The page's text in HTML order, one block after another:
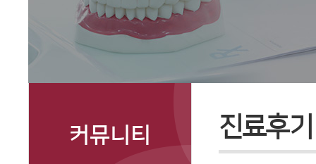
커뮤니티 진료후